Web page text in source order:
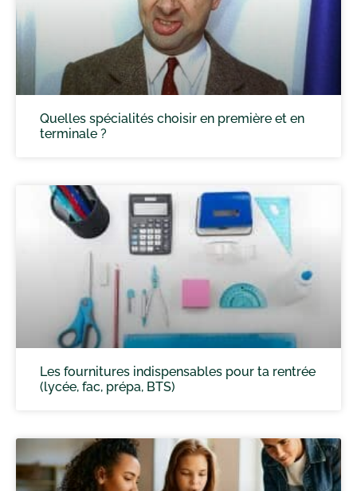
Quelles spécialités choisir en première et en
terminale ?
Les fournitures indispensables pour ta rentrée
(lycée, fac, prépa, BTS)